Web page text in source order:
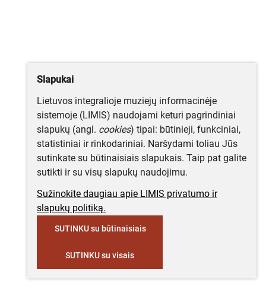
Slapukai
Lietuvos integralioje muziejų informacinėje
sistemoje (LIMIS) naudojami keturi pagrindiniai
slapukų (angl. cookies) tipai: būtinieji, funkciniai,
statistiniai ir rinkodariniai. Naršydami toliau Jūs
sutinkate su būtinaisiais slapukais. Taip pat galite
sutikti ir su visų slapukų naudojimu.
Sužinokite daugiau apie LIMIS privatumo ir
slapukų politiką.
SUTINKU su būtinaisiais
SUTINKU su visais